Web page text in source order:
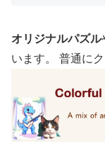
オリジナルパズル
います。 普通に